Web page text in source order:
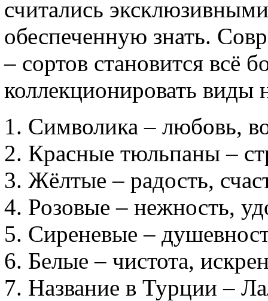
считались
обеспеченную знать.
– сортов становится всё
коллекционировать виды
Символика – любовь,
Красные тюльпаны –
Жёлтые – радость,
Розовые – нежность,
Сиреневые –
Белые – чистота,
Название в Турции –